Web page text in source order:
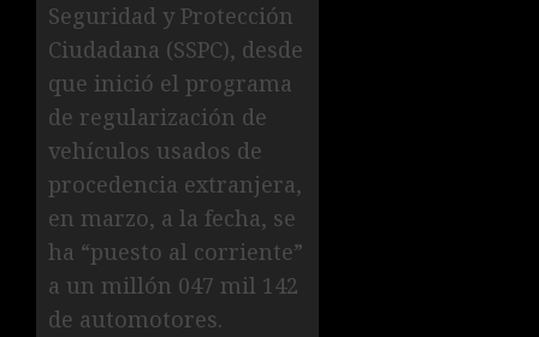
Seguridad y Protección
Ciudadana (SSPC), desde
que inició el programa
de regularización de
vehículos usados de
procedencia extranjera,
en marzo, a la fecha, se
ha “puesto al corriente”
a un millón 047 mil 142
de automotores.